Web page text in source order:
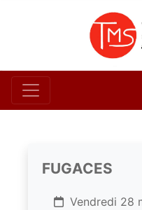
FUGACES
Vendredi 28